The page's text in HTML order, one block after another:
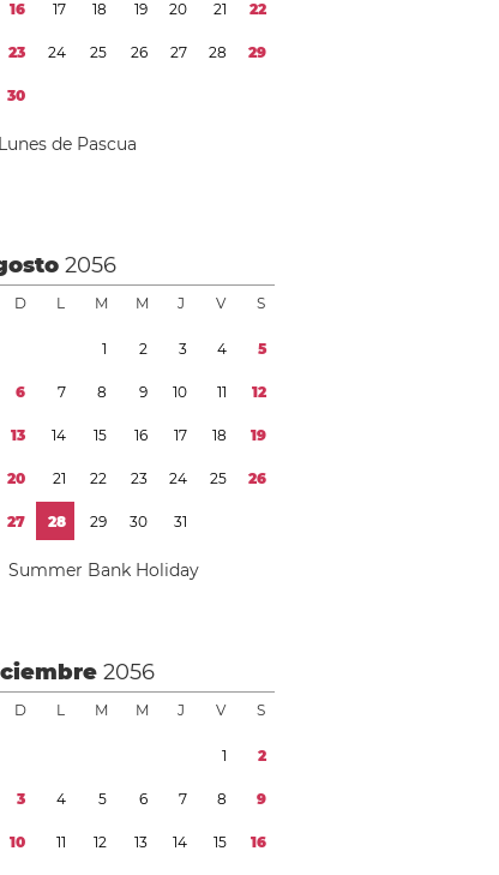
16 17 18 19 20 21 22
23 24 25 26 27 28 29
30
Lunes de Pascua
2056
D L M M J V S
1 2 3 4 5
6 7 8 9 10 11 12
13 14 15 16 17 18 19
20 21 22 23 24 25 26
27 28 29 30 31
Summer Bank Holiday
2056
D L M M J V S
1 2
3 4 5 6 7 8 9
10 11 12 13 14 15 16